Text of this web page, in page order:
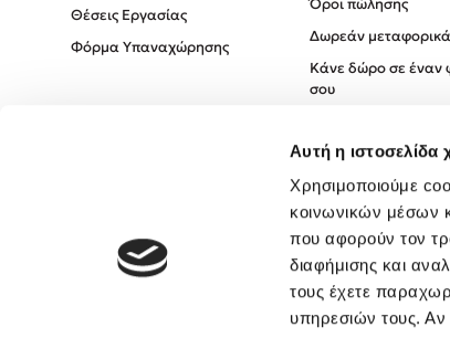
Αυτή η ιστοσελίδα
Χρησιμοποιούμε
κοινωνικών μέσων
που αφορούν τον
διαφήμισης και
τους έχετε
υπηρεσιών τους. Αν
Θέσεις Εργασίας
Φόρμα Υπαναχώρησης
Όροι πώλησης
Δωρεάν μεταφορικά
Κάνε δώρο σε έναν
σου
Πολιτική Απορρήτου
Όροι χρήσης